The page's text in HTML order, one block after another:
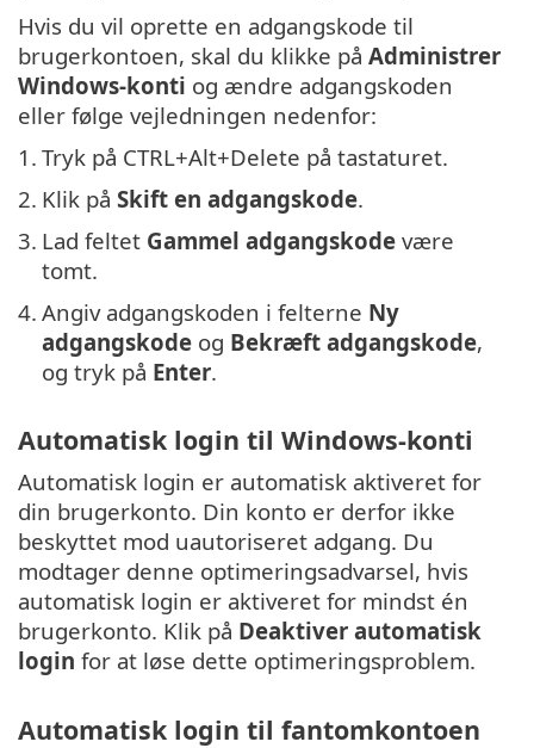
Hvis du vil oprette en adgangskode til
brugerkontoen, skal du klikke på Administrer
Windows-konti og ændre adgangskoden
eller følge vejledningen nedenfor:
1. Tryk på CTRL+Alt+Delete på tastaturet.
2. Klik på Skift en adgangskode.
3. Lad feltet Gammel adgangskode være
tomt.
4. Angiv adgangskoden i felterne Ny
adgangskode og Bekræft adgangskode,
og tryk på Enter.
Automatisk login til Windows-konti
Automatisk login er automatisk aktiveret for
din brugerkonto. Din konto er derfor ikke
beskyttet mod uautoriseret adgang. Du
modtager denne optimeringsadvarsel, hvis
automatisk login er aktiveret for mindst én
brugerkonto. Klik på Deaktiver automatisk
login for at løse dette optimeringsproblem.
Automatisk login til fantomkontoen